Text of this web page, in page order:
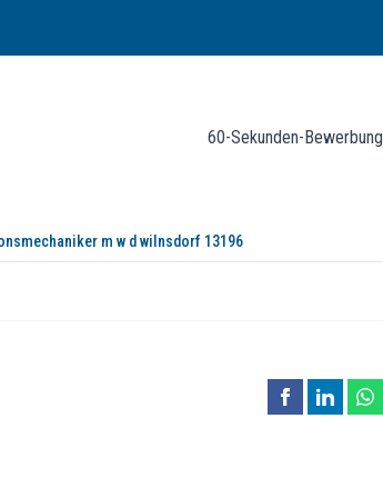
60-Sekunden-Bewerbung
m w d wilnsdorf 13196
(m/w/d)